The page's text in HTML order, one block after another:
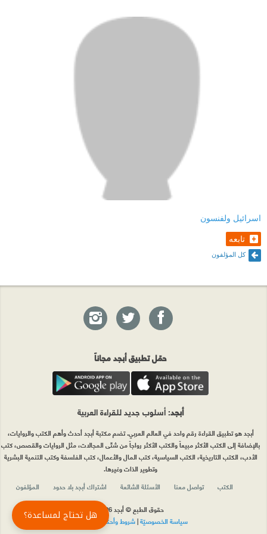
اسرائيل ولفنسون
تابعه
كل المؤلفون
حمّل تطبيق أبجد مجاناً
أبجد: أسلوب جديد للقراءة العربية
أبجد هو تطبيق القراءة رقم واحد في العالم العربي. تضم مكتبة أبجد أحدث وأهم الكتب والروايات،
بالإضافة إلى الكتب الأكثر مبيعاً والكتب الأكثر رواجاً من شتّى المجالات، مثل الروايات والقصص، كتب
الأدب، الكتب التاريخية، الكتب السياسية، كتب المال والأعمال، كتب الفلسفة وكتب التنمية البشرية
وتطوير الذات وغيرها.
الكتب
تواصل معنا الأسئلة الشائعة اشتراك أبجد بلا حدود
المؤلفون
حقوق الطبع © أبجد 2026
سياسة الخصوصيّة|شروط وأحكام الاستخدامهل تحتاج لمساعدة؟